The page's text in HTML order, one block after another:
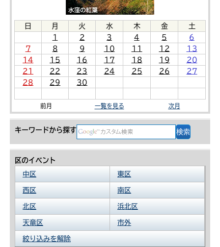
日 月 火 水 木 金
土
1
2 3 4 5
6
7
8 9 10 11 12
13
14
15 16 17 18 19
20
21
22 23 24 25 26
27
28
29 30
前月 一覧を見る 次月
キーワードから探す
区のイベント
中区
東区
西区 南区
北区 浜北区
天竜区 市外
絞り込みを解除